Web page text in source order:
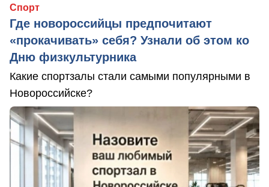
Спорт
Где новороссийцы предпочитают
«прокачивать» себя? Узнали об этом ко
Дню физкультурника
Какие спортзалы стали самыми популярными в
Новороссийске?